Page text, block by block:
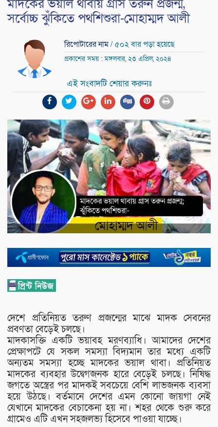
মাদকের ভয়াল থাবায় গ্রাস তরুন প্রজন্ম,
সর্বোচ্চ ঝুঁকিতে পথশিশুরা-মোহাম্মদ আলী
রিপোটারের নাম/ ৫০২ বার পড়া হয়েছে
প্রকাশের সময় : মঙ্গলবার, ২৩ এপ্রিল, ২০২৪
এই সংবাদটি শেয়ার করুনঃ
দেশে প্রতিনিয়ত তরুণ প্রজন্মের মাঝে মাদক সেবনের
প্রবণতা বেড়েই চলছে।
মাদকাসক্তি একটি ভয়াবহ মরণব্যাধি। আমাদের দেশের
প্রেক্ষাপটে যে সকল সমস্যা বিদ্যমান তার মধ্যে একটি
অন্যতম সমস্যা হচ্ছে মাদকের ভয়াল থাবা। প্রতিনিয়ত
মাদকের ব্যবহার উদ্বেগজনক হারে বেড়েই চলছে। নিষিদ্ধ
জগতে অস্ত্রের পর মাদকই সবচেয়ে বেশি লাভজনক ব্যবসা
হয়ে উঠছে। বর্তমানে দেশের এমন কোনো জায়গা নেই
যেখানে মাদকের বেচাকেনা হয় না। শহর থেকে শুরু করে
গ্রামেও এটি এখন সহজলভ্য হিসেবে পাওয়া যাচ্ছে।